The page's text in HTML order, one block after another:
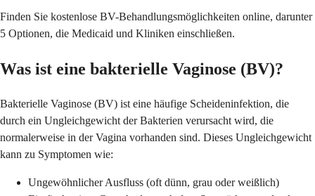
Finden Sie kostenlose BV-Behandlungsmöglichkeiten online, darunter
5 Optionen, die Medicaid und Kliniken einschließen.
Was ist eine bakterielle Vaginose (BV)?
Bakterielle Vaginose (BV) ist eine häufige Scheideninfektion, die
durch ein Ungleichgewicht der Bakterien verursacht wird, die
normalerweise in der Vagina vorhanden sind. Dieses Ungleichgewicht
kann zu Symptomen wie:
Ungewöhnlicher Ausfluss (oft dünn, grau oder weißlich)